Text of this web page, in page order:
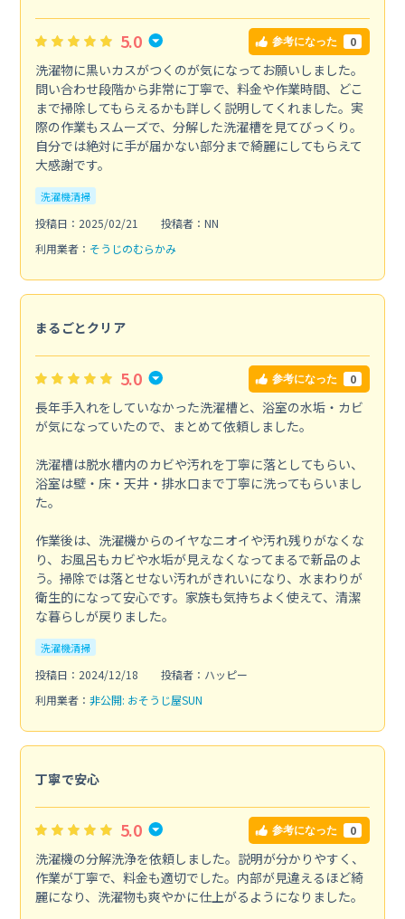
5.0 参考になった 0
洗濯物に黒いカスがつくのが気になってお願いしました。
問い合わせ段階から非常に丁寧で、料金や作業時間、どこ
まで掃除してもらえるかも詳しく説明してくれました。実
際の作業もスムーズで、分解した洗濯槽を見てびっくり。
自分では絶対に手が届かない部分まで綺麗にしてもらえて
大感謝です。
洗濯機清掃
投稿日：2025/02/21
投稿者：NN
利用業者： そうじのむらかみ
まるごとクリア
5.0 参考になった 0
長年手入れをしていなかった洗濯槽と、浴室の水垢・カビ
が気になっていたので、まとめて依頼しました。
洗濯槽は脱水槽内のカビや汚れを丁寧に落としてもらい、
浴室は壁・床・天井・排水口まで丁寧に洗ってもらいまし
た。
作業後は、洗濯機からのイヤなニオイや汚れ残りがなくな
り、お風呂もカビや水垢が見えなくなってまるで新品のよ
う。掃除では落とせない汚れがきれいになり、水まわりが
衛生的になって安心です。家族も気持ちよく使えて、清潔
な暮らしが戻りました。
洗濯機清掃
投稿日：2024/12/18
投稿者：ハッピー
利用業者： 非公開: おそうじ屋SUN
丁寧で安心
5.0 参考になった 0
洗濯機の分解洗浄を依頼しました。説明が分かりやすく、
作業が丁寧で、料金も適切でした。内部が見違えるほど綺
麗になり、洗濯物も爽やかに仕上がるようになりました。